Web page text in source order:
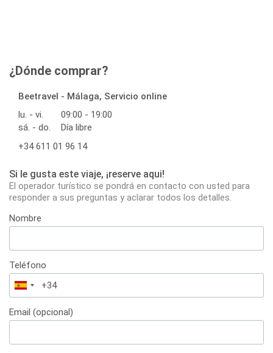
¿Dónde comprar?
Beetravel - Málaga, Servicio online
lu. - vi.
09:00 - 19:00
sá. - do.
Día libre
+34 611 01 96 14
Si le gusta este viaje, ¡reserve aqui!
El operador turístico se pondrá en contacto con usted para
responder a sus preguntas y aclarar todos los detalles.
Nombre
Teléfono
España
+34
Email (opcional)